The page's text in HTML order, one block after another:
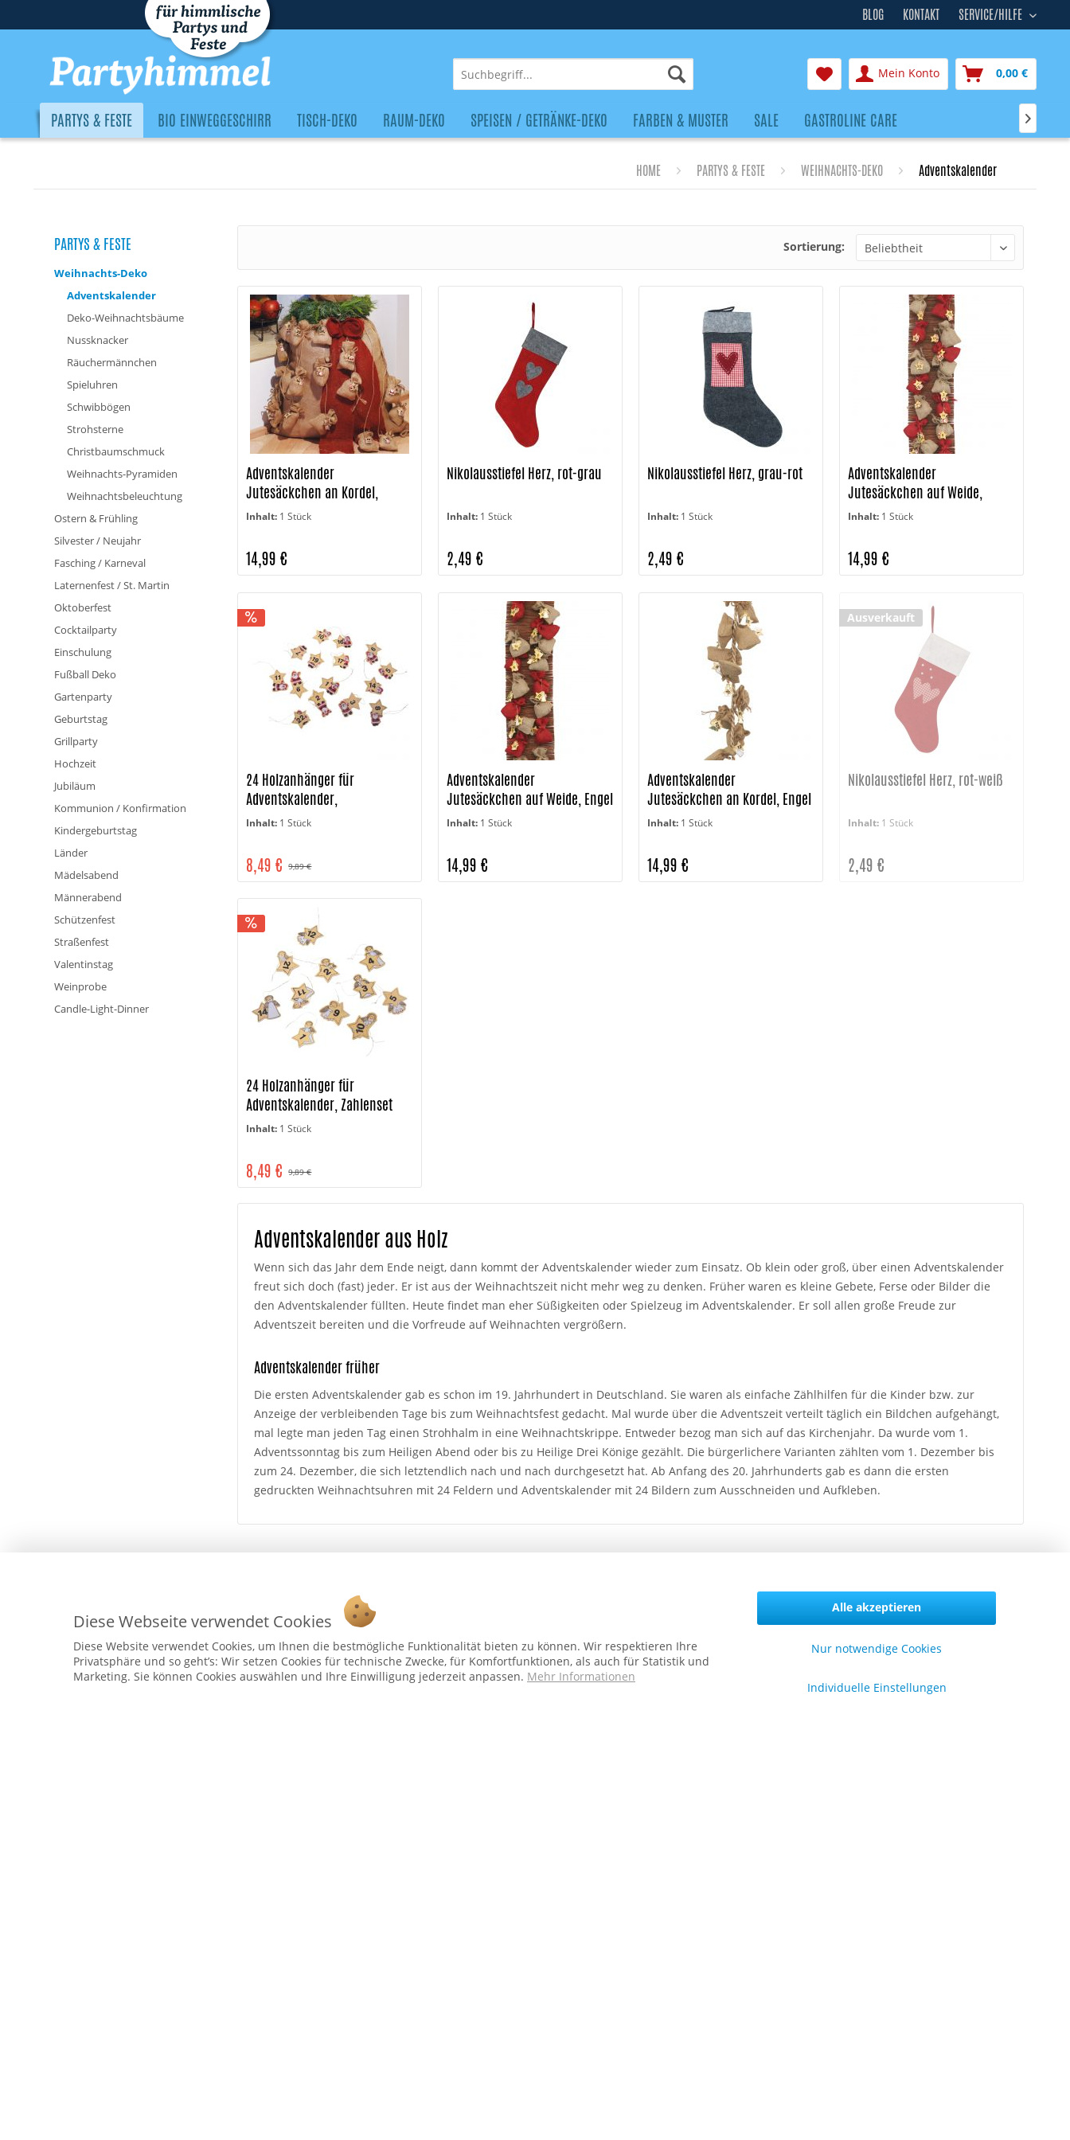
KONTAKT
BLOG SERVICE/HILFE
Mein Konto 0,00 €
PARTYS & FESTE BIO EINWEGGESCHIRR TISCH-DEKO RAUM-DEKO SPEISEN / GETRÄNKE-DEKO FARBEN & MUSTER SALE GASTROLINE CARE 
HOME PARTYS & FESTE WEIHNACHTS-DEKO Adventskalender
PARTYS & FESTE
Weihnachts-Deko
Adventskalender
Deko-Weihnachtsbäume
Nussknacker
Räuchermännchen
Spieluhren
Schwibbögen
Strohsterne
Christbaumschmuck
Weihnachts-Pyramiden
Weihnachtsbeleuchtung
Ostern & Frühling
Silvester / Neujahr
Fasching / Karneval
Laternenfest / St. Martin
Oktoberfest
Cocktailparty
Einschulung
Fußball Deko
Gartenparty
Geburtstag
Grillparty
Hochzeit
Jubiläum
Kommunion / Konfirmation
Kindergeburtstag
Länder
Mädelsabend
Männerabend
Schützenfest
Straßenfest
Valentinstag
Weinprobe
Candle-Light-Dinner
Sortierung:
Adventskalender
Jutesäckchen an Kordel,
Weihnachtsmann
Inhalt: 1 Stück
14,99 €
Nikolausstiefel Herz, rot-grau
Inhalt: 1 Stück
2,49 €
Nikolausstiefel Herz, grau-rot
Inhalt: 1 Stück
2,49 €
Adventskalender
Jutesäckchen auf Weide,
Weihnachtsmann
Inhalt: 1 Stück
14,99 €
24 Holzanhänger für
Adventskalender,
Weihnachtsmann
Inhalt: 1 Stück
9,89 €
8,49 €
Adventskalender
Jutesäckchen auf Weide, Engel
Inhalt: 1 Stück
14,99 €
Adventskalender
Jutesäckchen an Kordel, Engel
Inhalt: 1 Stück
14,99 €
Ausverkauft
Nikolausstiefel Herz, rot-weiß
Inhalt: 1 Stück
2,49 €
24 Holzanhänger für
Adventskalender, Zahlenset
Engel
Inhalt: 1 Stück
9,89 €
8,49 €
Adventskalender aus Holz
Wenn sich das Jahr dem Ende neigt, dann kommt der Adventskalender wieder zum Einsatz. Ob klein oder groß, über einen Adventskalender
freut sich doch (fast) jeder. Er ist aus der Weihnachtszeit nicht mehr weg zu denken. Früher waren es kleine Gebete, Ferse oder Bilder die
den Adventskalender füllten. Heute findet man eher Süßigkeiten oder Spielzeug im Adventskalender. Er soll allen große Freude zur
Adventszeit bereiten und die Vorfreude auf Weihnachten vergrößern.
Adventskalender früher
Die ersten Adventskalender gab es schon im 19. Jahrhundert in Deutschland. Sie waren als einfache Zählhilfen für die Kinder bzw. zur
Anzeige der verbleibenden Tage bis zum Weihnachtsfest gedacht. Mal wurde über die Adventszeit verteilt täglich ein Bildchen aufgehängt,
mal legte man jeden Tag einen Strohhalm in eine Weihnachtskrippe. Entweder bezog man sich auf das Kirchenjahr. Da wurde vom 1.
Adventssonntag bis zum Heiligen Abend oder bis zu Heilige Drei Könige gezählt. Die bürgerlichere Varianten zählten vom 1. Dezember bis
zum 24. Dezember, die sich letztendlich nach und nach durchgesetzt hat. Ab Anfang des 20. Jahrhunderts gab es dann die ersten
gedruckten Weihnachtsuhren mit 24 Feldern und Adventskalender mit 24 Bildern zum Ausschneiden und Aufkleben.
Vertrag widerrufen
Ab 75 € versandkostenfrei *
Diese Webseite verwendet Cookies
Diese Website verwendet Cookies, um Ihnen die bestmögliche Funktionalität bieten zu können. Wir respektieren Ihre
Privatsphäre und so geht’s: Wir setzen Cookies für technische Zwecke, für Komfortfunktionen, als auch für Statistik und
Marketing. Sie können Cookies auswählen und Ihre Einwilligung jederzeit anpassen. Mehr Informationen
Nur notwendige Cookies
Alle akzeptieren
Individuelle Einstellungen